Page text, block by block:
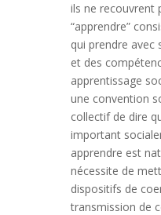
ils ne recouvrent
“apprendre”
qui prendre avec
et des
apprentissage
une convention
collectif de dire
important
apprendre est
nécessite de
dispositifs de
transmission de